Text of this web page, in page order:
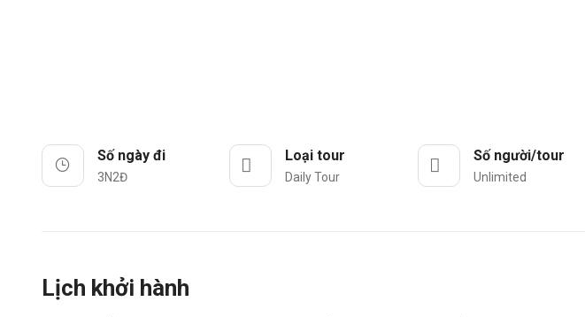
Số ngày đi
3N2Đ
Loại tour
Daily Tour
Số người/tour
Unlimited
Lịch khởi hành